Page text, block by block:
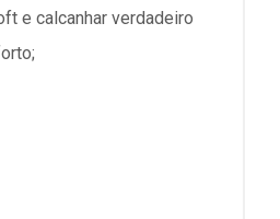
e calcanhar verdadeiro